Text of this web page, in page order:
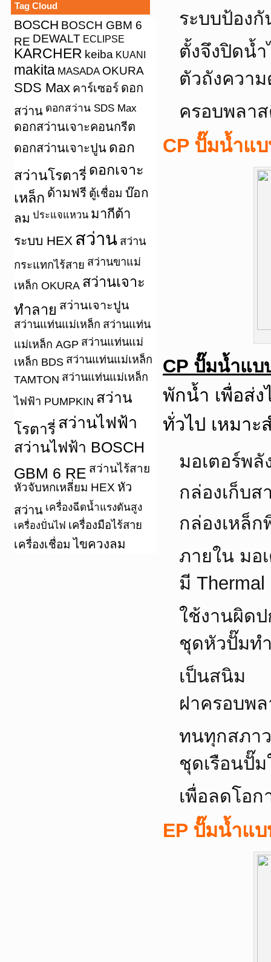
Tag Cloud
BOSCH BOSCH GBM 6
RE DEWALT ECLIPSE
KARCHER keiba KUANI
makita MASADA OKURA
SDS Max คาร์เซอร์ ดอก
สว่าน ดอกสว่าน SDS Max
ดอกสว่านเจาะคอนกรีต
ดอกสว่านเจาะปูน ดอก
สว่านโรตารี่ ดอกเจาะ
เหล็ก ด้ามฟรี ตู้เชื่อม บ๊อก
ลม ประแจแหวน มากีต้า
ระบบ HEX สว่าน สว่าน
กระแทกไร้สาย สว่านขาแม่
เหล็ก OKURA สว่านเจาะ
ทำลาย สว่านเจาะปูน
สว่านแท่นแม่เหล็ก สว่านแท่น
แม่เหล็ก AGP สว่านแท่นแม่
เหล็ก BDS สว่านแท่นแม่เหล็ก
TAMTON สว่านแท่นแม่เหล็ก
ไฟฟ้า PUMPKIN สว่าน
โรตารี่ สว่านไฟฟ้า
สว่านไฟฟ้า BOSCH
GBM 6 RE สว่านไร้สาย
หัวจับหกเหลี่ยม HEX หัว
สว่าน เครื่องฉีดน้ำแรงดันสูง
เครื่องปั่นไฟ เครื่องมือไร้สาย
เครื่องเชื่อม ไขควงลม
ระบบป้อง
ตั้งจึงปิดน้
ตัวถังควา
ครอบพลา
CP ปั๊มน้ำแ
CP ปั๊มน้ำแบ
พักน้ำ เพื่อส่
ทั่วไป เหมา
มอเตอร์พ
กล่องเก็บ
กล่องเหล็
ภายใน มอ
มี
ใช้งานผิด
ชุดหัวปั๊มท
เป็นสนิม
ฝาครอบพ
ทนทุกสภา
ชุดเรือนปั๊
เพื่อลดโอก
EP ปั๊มน้ำแ